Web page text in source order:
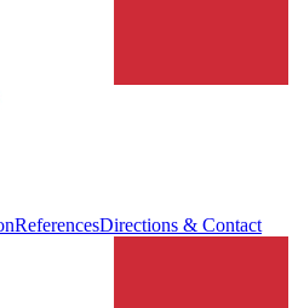
ReferencesDirections & Contact